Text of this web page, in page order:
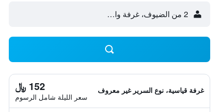
2 من الضيوف، غرفة واحدة
غرفة قياسية، نوع السرير غير معروف 152 ﷼
سعر الليلة شامل الرسوم